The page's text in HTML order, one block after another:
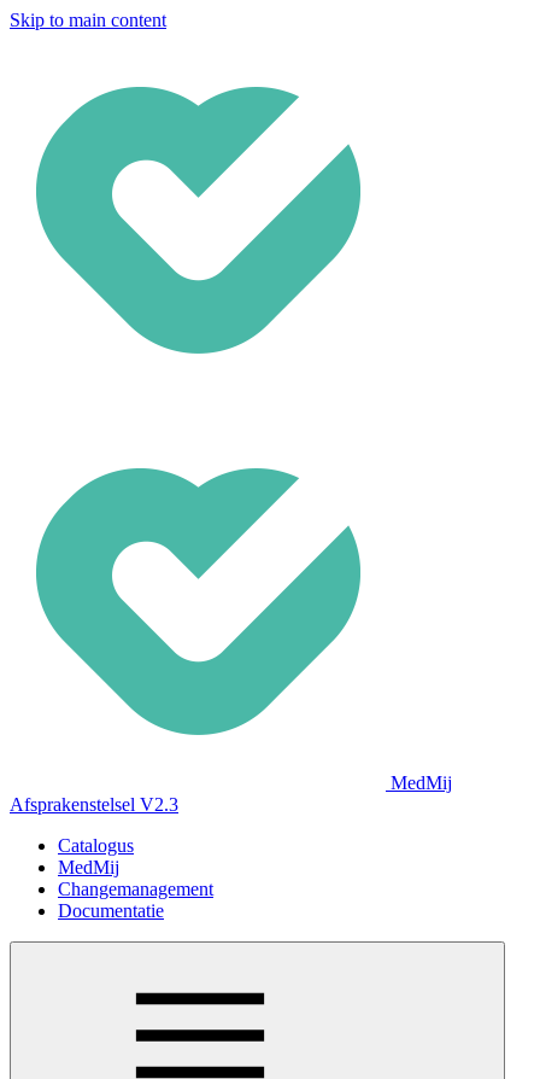
Skip to main content
MedMij
Afsprakenstelsel V2.3
Catalogus
MedMij
Changemanagement
Documentatie